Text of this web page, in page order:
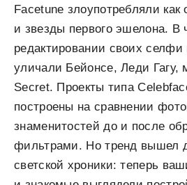
Facetune злоупотребляли как
и звезды первого эшелона. В
редактировании своих селфи
уличали Бейонсе, Леди Гагу,
Secret. Проекты типа
построены на сравнении
знаменитостей до и после
фильтрами. Но тренд вышел
светской хроники: теперь